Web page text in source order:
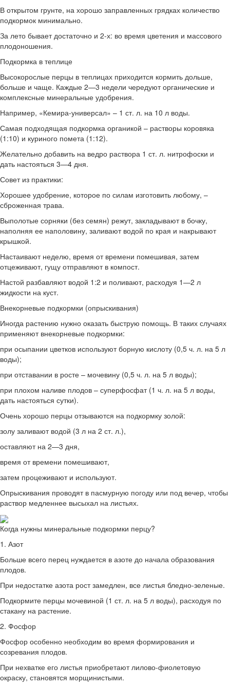
В открытом грунте, на хорошо заправленных грядках количество
подкормок минимально.
За лето бывает достаточно и 2-х: во время цветения и массового
плодоношения.
Подкормка в теплице
Высокорослые перцы в теплицах приходится кормить дольше,
больше и чаще. Каждые 2—3 недели чередуют органические и
комплексные минеральные удобрения.
Например, «Кемира-универсал» – 1 ст. л. на 10 л воды.
Самая подходящая подкормка органикой – растворы коровяка
(1:10) и куриного помета (1:12).
Желательно добавить на ведро раствора 1 ст. л. нитрофоски и
дать настояться 3—4 дня.
Совет из практики:
Хорошее удобрение, которое по силам изготовить любому, –
сброженная трава.
Выполотые сорняки (без семян) режут, закладывают в бочку,
наполняя ее наполовину, заливают водой по края и накрывают
крышкой.
Настаивают неделю, время от времени помешивая, затем
отцеживают, гущу отправляют в компост.
Настой разбавляют водой 1:2 и поливают, расходуя 1—2 л
жидкости на куст.
Внекорневые подкормки (опрыскивания)
Иногда растению нужно оказать быструю помощь. В таких случаях
применяют внекорневые подкормки:
при осыпании цветков используют борную кислоту (0,5 ч. л. на 5 л
воды);
при отставании в росте – мочевину (0,5 ч. л. на 5 л воды);
при плохом наливе плодов – суперфосфат (1 ч. л. на 5 л воды,
дать настояться сутки).
Очень хорошо перцы отзываются на подкормку золой:
золу заливают водой (3 л на 2 ст. л.),
оставляют на 2—3 дня,
время от времени помешивают,
затем процеживают и используют.
Опрыскивания проводят в пасмурную погоду или под вечер, чтобы
раствор медленнее высыхал на листьях.
Когда нужны минеральные подкормки перцу?
1. Азот
Больше всего перец нуждается в азоте до начала образования
плодов.
При недостатке азота рост замедлен, все листья бледно-зеленые.
Подкормите перцы мочевиной (1 ст. л. на 5 л воды), расходуя по
стакану на растение.
2. Фосфор
Фосфор особенно необходим во время формирования и
созревания плодов.
При нехватке его листья приобретают лилово-фиолетовую
окраску, становятся морщинистыми.